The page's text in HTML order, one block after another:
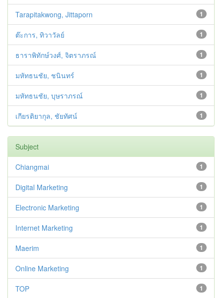
1
Tarapitakwong, Jittaporn
1
ต๊ะการ, ทิวาวัลย์
1
ธาราพิทักษ์วงศ์, จิตราภรณ์
1
มหัทธนชัย, ชนินทร์
1
มหัทธนชัย, บุษราภรณ์
1
เกียรติยากุล, ชัยทัศน์
Subject
1
Chiangmai
1
Digital Marketing
1
Electronic Marketing
1
Internet Marketing
1
Maerim
1
Online Marketing
1
TOP